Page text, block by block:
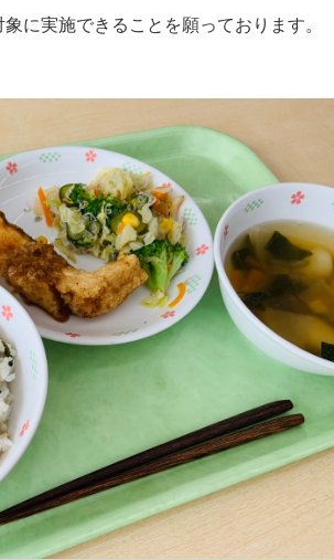
に実施できることを願っております。